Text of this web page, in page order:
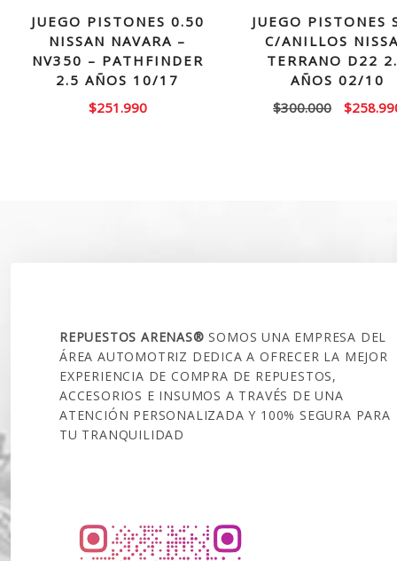
JUEGO PISTONES 0.50
NISSAN NAVARA –
NV350 – PATHFINDER
2.5 AÑOS 10/17
$251.990
JUEGO PISTONES
C/ANILLOS
TERRANO D22
AÑOS 02/10
$300.000
El
$
REPUESTOS ARENAS®SOMOS UNA EMPRESA DEL
ÁREA AUTOMOTRIZ DEDICA A OFRECER LA MEJOR
EXPERIENCIA DE COMPRA DE REPUESTOS,
ACCESORIOS E INSUMOS A TRAVÉS DE UNA
ATENCIÓN PERSONALIZADA Y 100% SEGURA PARA
TU TRANQUILIDAD